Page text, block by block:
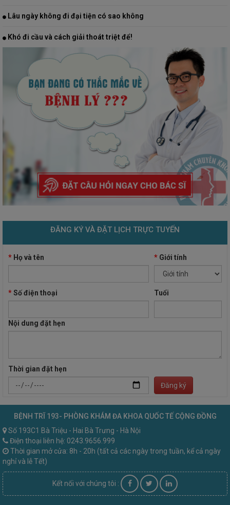
Lâu ngày không đi đại tiện có sao không
Khó đi cầu và cách giải thoát triệt để!
ĐĂNG KÝ VÀ ĐẶT LỊCH TRỰC TUYẾN
* Họ và tên *Giới tính
*Số điện thoại Tuổi
Nội dung đặt hẹn
Thời gian đặt hẹn
Đăng ký
BỆNH TRĨ 193- PHÒNG KHÁM ĐA KHOA QUỐC TẾ CỘNG ĐỒNG
Số 193C1 Bà Triệu - Hai Bà Trưng - Hà Nội
Điện thoại liên hệ: 0243.9656.999
Thời gian mở cửa: 8h - 20h (tất cả các ngày trong tuần, kể cả ngày
nghỉ và lễ Tết)
Kết nối với chúng tôi :